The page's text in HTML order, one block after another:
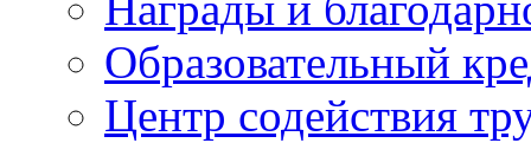
Образовательный
Центр содействия